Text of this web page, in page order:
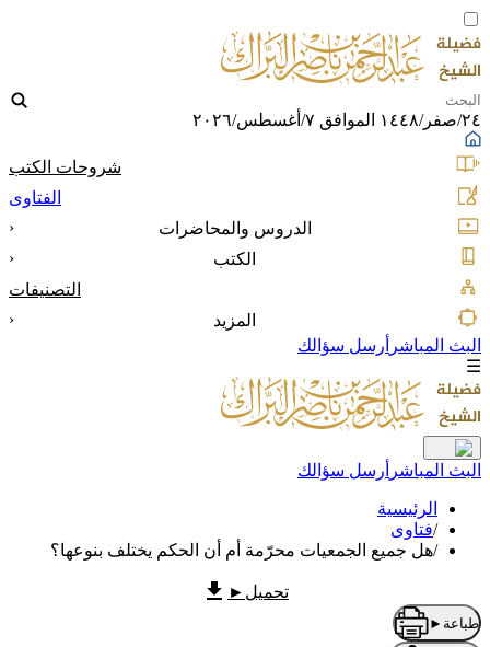
٢٤/صفر/١٤٤٨ الموافق ٧/أغسطس/٢٠٢٦
شروحات الكتب
الفتاوى
الدروس والمحاضرات
‹
الكتب
‹
التصنيفات
المزيد
‹
البث المباشر أرسل سؤالك
☰
البث المباشر أرسل سؤالك
الرئيسية
/فتاوى
/هل جميع الجمعيات محرّمة أم أن الحكم يختلف بنوعها؟
تحميل ►
طباعة ►